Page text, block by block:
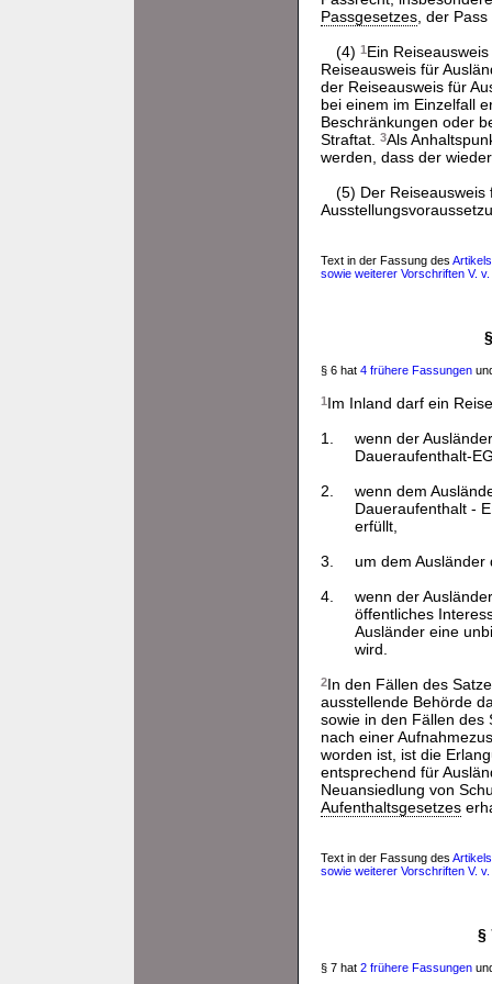
Passgesetzes , der
(4) 1Ein
Reiseausweis für
der Reiseausweis für
bei einem im Einzelfall
Beschränkungen oder
Straftat.
3Als
werden, dass der
(5) Der Reiseausweis
Text in der Fassung des
sowie weiterer Vorschriften V.
§ 6 hat 4 frühere Fassungen
1Im Inland darf ein
1.
wenn der
Daueraufenthalt-
2.
wenn dem
Daueraufenthalt -
erfüllt,
3.
um dem Ausländer
4.
wenn der
öffentliches
Ausländer eine
wird.
2In den Fällen des
ausstellende Behörde
sowie in den Fällen
nach einer
worden ist, ist die
entsprechend für
Neuansiedlung von
Aufenthaltsgesetzes
Text in der Fassung des
sowie weiterer Vorschriften V.
§
§ 7 hat 2 frühere Fassungen